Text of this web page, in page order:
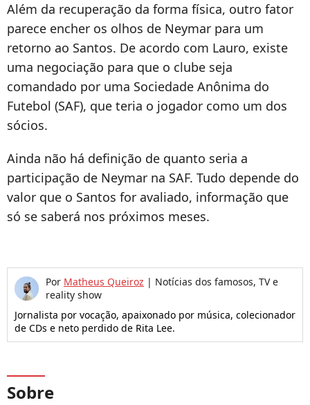
Além da recuperação da forma física, outro fator
parece encher os olhos de Neymar para um
retorno ao Santos. De acordo com Lauro, existe
uma negociação para que o clube seja
comandado por uma Sociedade Anônima do
Futebol (SAF), que teria o jogador como um dos
sócios.
Ainda não há definição de quanto seria a
participação de Neymar na SAF. Tudo depende do
valor que o Santos for avaliado, informação que
só se saberá nos próximos meses.
Por Matheus Queiroz | Notícias dos famosos, TV e
reality show
Jornalista por vocação, apaixonado por música, colecionador
de CDs e neto perdido de Rita Lee.
Sobre